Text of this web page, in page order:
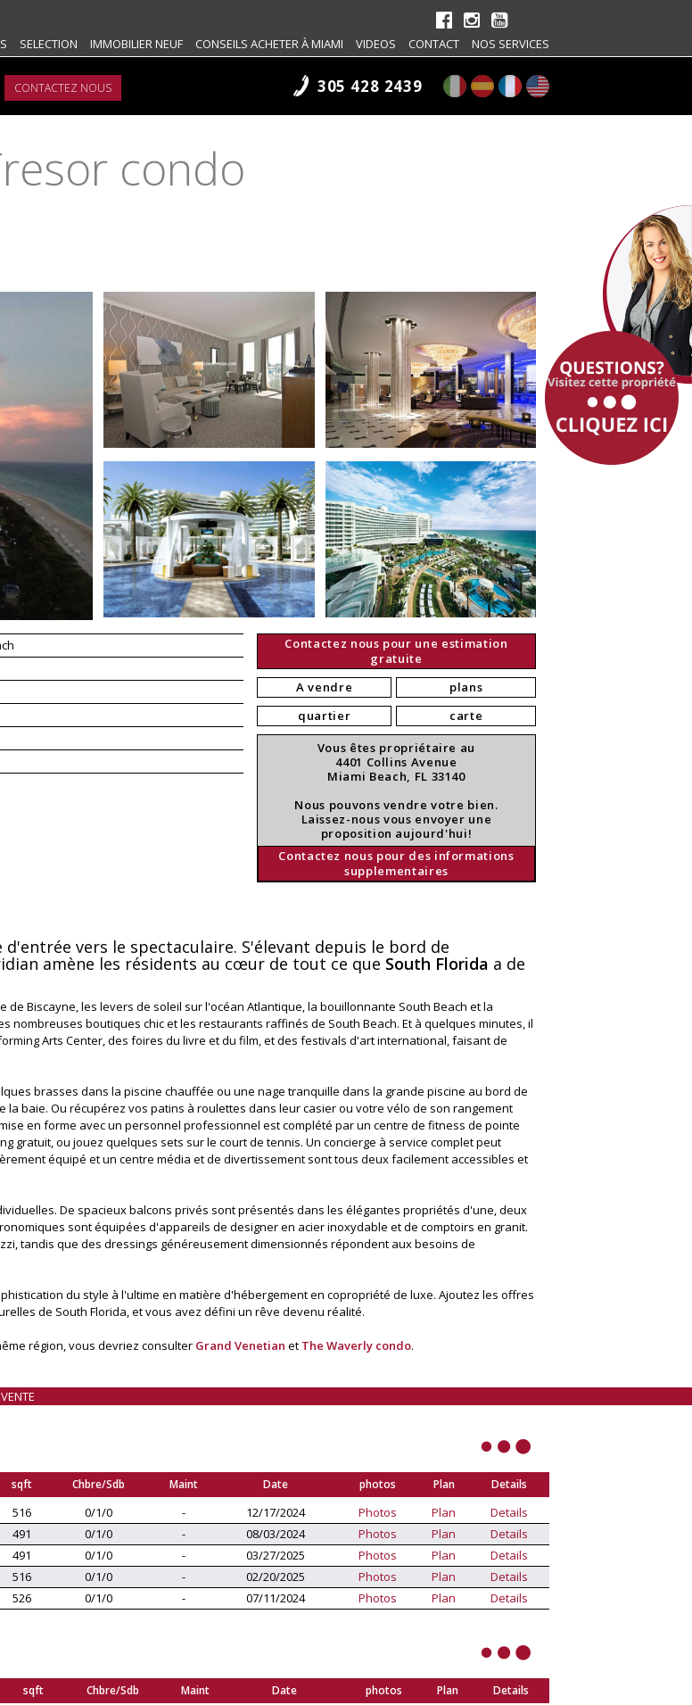
SELECTION IMMOBILIER NEUF CONSEILS ACHETER À MIAMI VIDEOS CONTACT NOS SERVICES
CONTACTEZ NOUS 305 428 2439
condo
Contactez nous pour une estimation
gratuite
A vendre
quartier
plans
carte
Vous êtes propriétaire au
4401 Collins Avenue
Miami Beach, FL 33140
Nous pouvons vendre votre bien.
Laissez-nous vous envoyer une
proposition aujourd'hui!
Contactez nous pour des informations
supplementaires
vers le spectaculaire. S'élevant depuis le bord de
amène les résidents au cœur de tout ce que South Florida a de
Biscayne, les levers de soleil sur l'océan Atlantique, la bouillonnante South Beach et la
nombreuses boutiques chic et les restaurants raffinés de South Beach. Et à quelques minutes, il
Arts Center, des foires du livre et du film, et des festivals d'art international, faisant de
brasses dans la piscine chauffée ou une nage tranquille dans la grande piscine au bord de
baie. Ou récupérez vos patins à roulettes dans leur casier ou votre vélo de son rangement
en forme avec un personnel professionnel est complété par un centre de fitness de pointe
gratuit, ou jouez quelques sets sur le court de tennis. Un concierge à service complet peut
équipé et un centre média et de divertissement sont tous deux facilement accessibles et
De spacieux balcons privés sont présentés dans les élégantes propriétés d'une, deux
sont équipées d'appareils de designer en acier inoxydable et de comptoirs en granit.
tandis que des dressings généreusement dimensionnés répondent aux besoins de
du style à l'ultime en matière d'hébergement en copropriété de luxe. Ajoutez les offres
de South Florida, et vous avez défini un rêve devenu réalité.
région, vous devriez consulter Grand Venetian et The Waverly condo.
sqft Chbre/Sdb Maint Date photos Plan Details
516 0/1/0 - 12/17/2024 Photos Plan
Details
491 0/1/0 - 08/03/2024 Photos Plan
Details
491 0/1/0 - 03/27/2025 Photos Plan
Details
516 0/1/0 - 02/20/2025 Photos Plan
Details
526 0/1/0 - 07/11/2024 Photos Plan Details
sqft Chbre/Sdb Maint Date photos Plan Details